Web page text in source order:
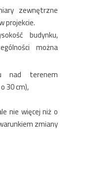
zewnętrzne
projekcie.
budynku,
można
nad terenem
30 cm),
nie więcej niż o
zmiany